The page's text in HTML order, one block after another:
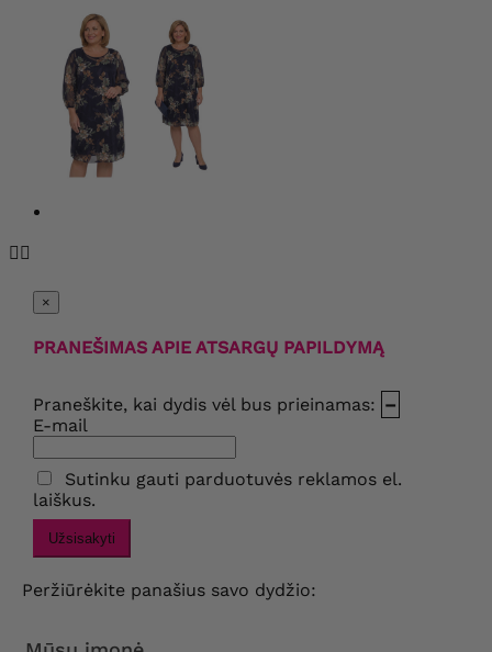

×
PRANEŠIMAS APIE ATSARGŲ PAPILDYMĄ
Praneškite, kai dydis vėl bus prieinamas: –
E-mail
Sutinku gauti parduotuvės reklamos el.
laiškus.
Užsisakyti
Peržiūrėkite panašius savo dydžio: